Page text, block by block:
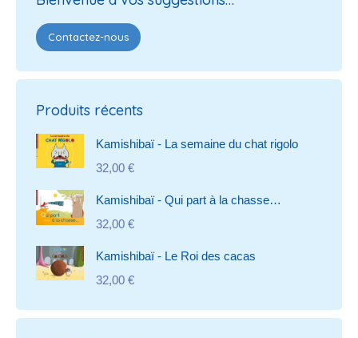
Contactez-nous
Produits récents
Kamishibaï - La semaine du chat rigolo
32,00 €
Kamishibaï - Qui part à la chasse…
32,00 €
Kamishibaï - Le Roi des cacas
32,00 €